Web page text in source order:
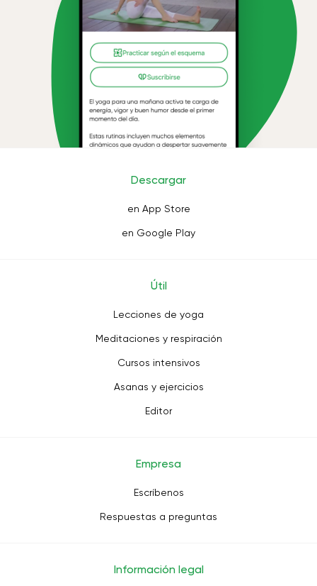
Descargar
en App Store
en Google Play
Útil
Lecciones de yoga
Meditaciones y respiración
Cursos intensivos
Asanas y ejercicios
Editor
Empresa
Escríbenos
Respuestas a preguntas
Información legal